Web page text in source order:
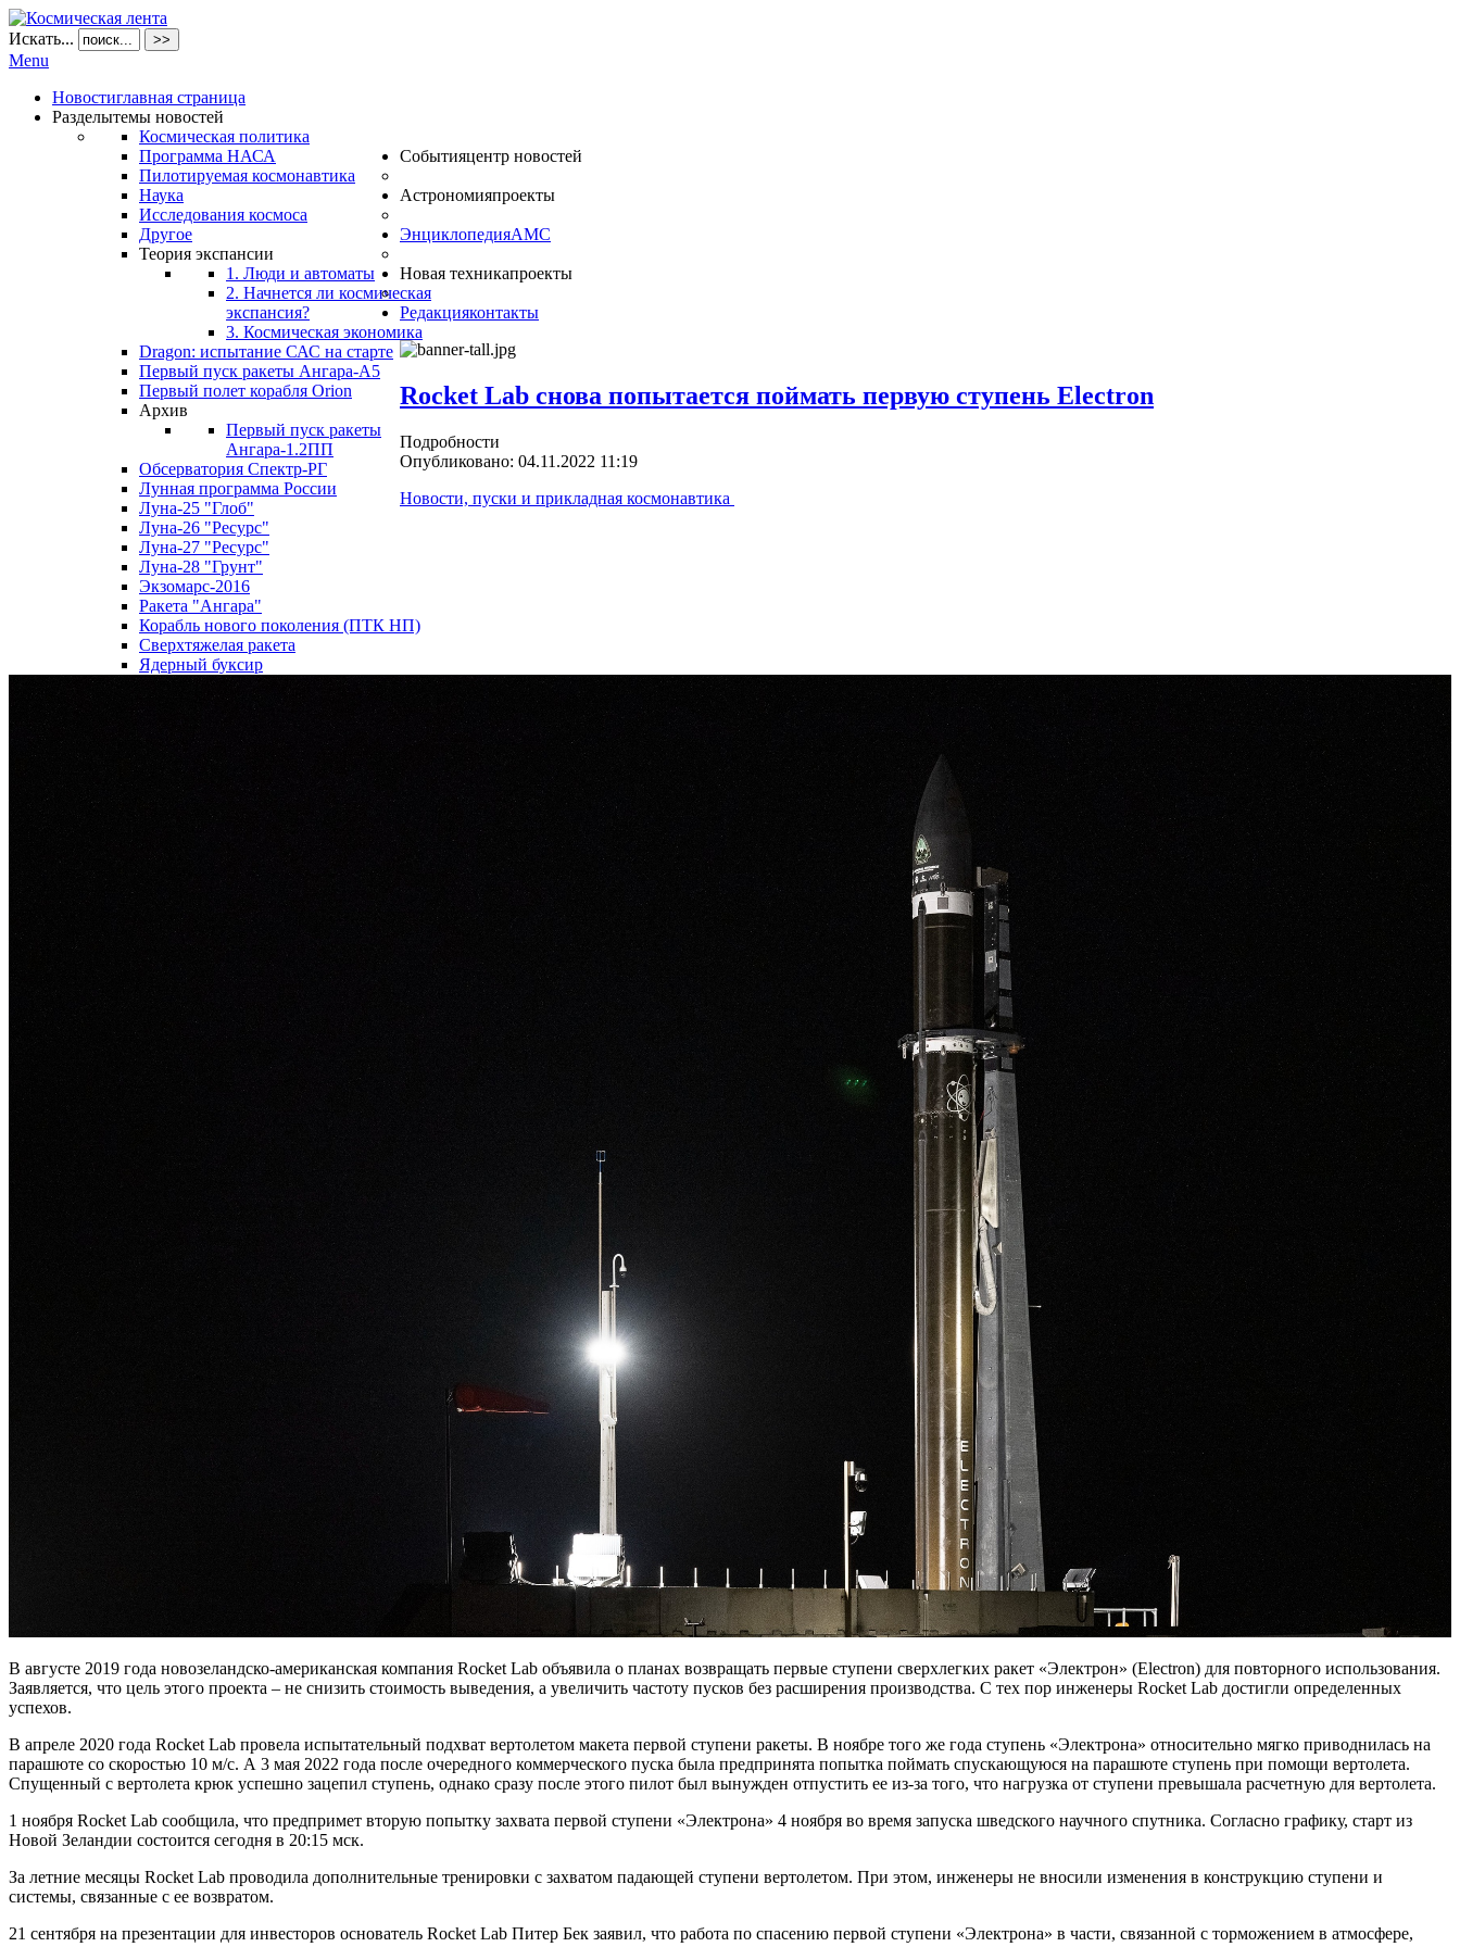
Искать... >>
Menu
Новостиглавная страница
Разделытемы новостей
Космическая политика
Программа НАСА
Пилотируемая космонавтика
Наука
Исследования космоса
Другое
Теория экспансии
1. Люди и автоматы
2. Начнется ли космическая
экспансия?
3. Космическая экономика
Событияцентр новостей
Dragon: испытание САС на старте
Первый пуск ракеты Ангара-А5
Первый полет корабля Orion
Архив
Первый пуск ракеты
Ангара-1.2ПП
Астрономияпроекты
Обсерватория Спектр-РГ
ЭнциклопедияАМС
Лунная программа России
Луна-25 "Глоб"
Луна-26 "Ресурс"
Луна-27 "Ресурс"
Луна-28 "Грунт"
Экзомарс-2016
Новая техникапроекты
Ракета "Ангара"
Корабль нового поколения (ПТК НП)
Сверхтяжелая ракета
Ядерный буксир
Редакцияконтакты
Rocket Lab снова попытается поймать первую ступень Electron
Подробности
Опубликовано: 04.11.2022 11:19
Новости, пуски и прикладная космонавтика
В августе 2019 года новозеландско-американская компания Rocket Lab объявила о планах возвращать первые ступени сверхлегких ракет «Электрон» (Electron) для повторного использования.
Заявляется, что цель этого проекта – не снизить стоимость выведения, а увеличить частоту пусков без расширения производства. С тех пор инженеры Rocket Lab достигли определенных
успехов.
В апреле 2020 года Rocket Lab провела испытательный подхват вертолетом макета первой ступени ракеты. В ноябре того же года ступень «Электрона» относительно мягко приводнилась на
парашюте со скоростью 10 м/с. А 3 мая 2022 года после очередного коммерческого пуска была предпринята попытка поймать спускающуюся на парашюте ступень при помощи вертолета.
Спущенный с вертолета крюк успешно зацепил ступень, однако сразу после этого пилот был вынужден отпустить ее из-за того, что нагрузка от ступени превышала расчетную для вертолета.
1 ноября Rocket Lab сообщила, что предпримет вторую попытку захвата первой ступени «Электрона» 4 ноября во время запуска шведского научного спутника. Согласно графику, старт из
Новой Зеландии состоится сегодня в 20:15 мск.
За летние месяцы Rocket Lab проводила дополнительные тренировки с захватом падающей ступени вертолетом. При этом, инженеры не вносили изменения в конструкцию ступени и
системы, связанные с ее возвратом.
21 сентября на презентации для инвесторов основатель Rocket Lab Питер Бек заявил, что работа по спасению первой ступени «Электрона» в части, связанной с торможением в атмосфере,